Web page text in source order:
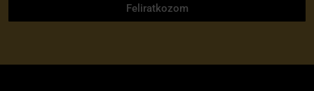
Feliratkozom